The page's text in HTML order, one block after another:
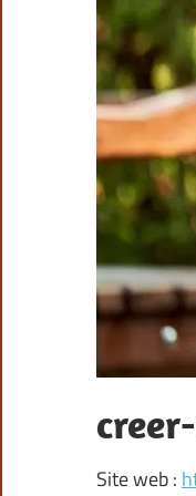
Site web :